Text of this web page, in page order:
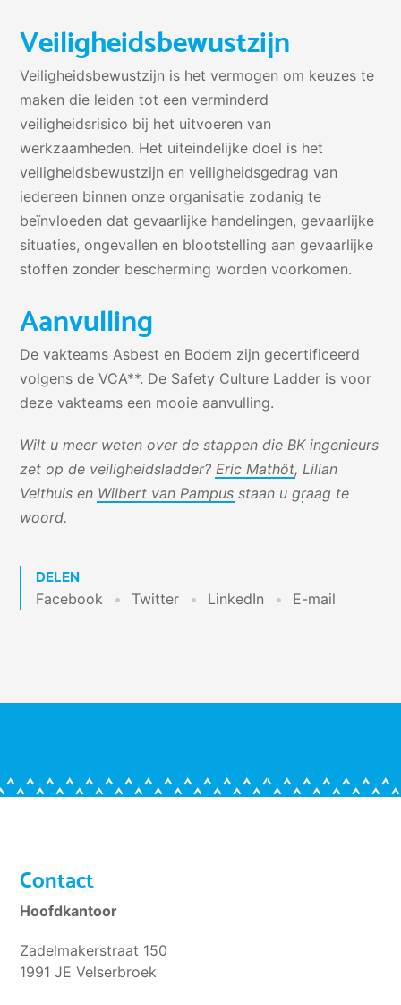
Veiligheidsbewustzijn
Veiligheidsbewustzijn is het vermogen om keuzes te
maken die leiden tot een verminderd
veiligheidsrisico bij het uitvoeren van
werkzaamheden. Het uiteindelijke doel is het
veiligheidsbewustzijn en veiligheidsgedrag van
iedereen binnen onze organisatie zodanig te
beïnvloeden dat gevaarlijke handelingen, gevaarlijke
situaties, ongevallen en blootstelling aan gevaarlijke
stoffen zonder bescherming worden voorkomen.
Aanvulling
De vakteams Asbest en Bodem zijn gecertificeerd
volgens de VCA**. De Safety Culture Ladder is voor
deze vakteams een mooie aanvulling.
Wilt u meer weten over de stappen die BK ingenieurs
zet op de veiligheidsladder? Eric Mathôt, Lilian
Velthuis en Wilbert van Pampus staan u graag te
woord.
DELEN
Facebook Twitter LinkedIn E-mail
Contact
Hoofdkantoor
Zadelmakerstraat 150
1991 JE Velserbroek